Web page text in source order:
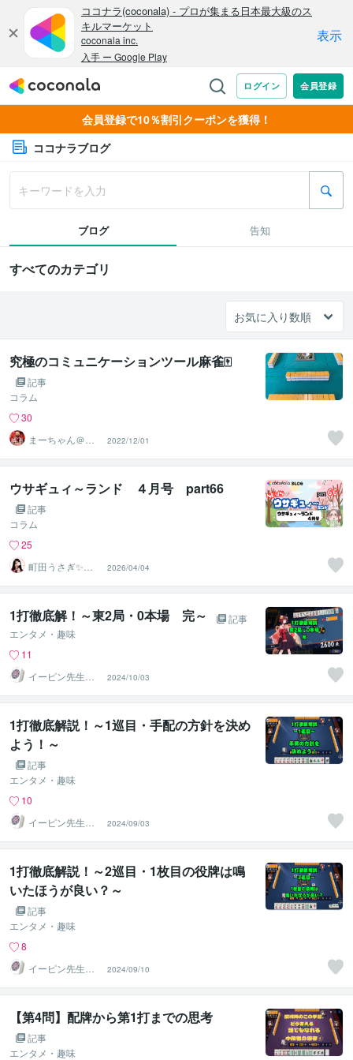
会員登録で10％割引クーポンを獲得！
ココナラブログ
ブログ 告知
すべてのカテゴリ
究極のコミュニケーションツール麻雀🀄
記事
コラム
30
まーちゃん＠霊
視13年2600人以
上鑑定
2022/12/01
ウサギュィ～ランド ４月号 part66
記事
コラム
25
町田うさぎ✨閃
光の幸せ届け人
♡怪談師⛩️
2026/04/04
1打徹底解！～東2局・0本場 完～
記事
エンタメ・趣味
11
イーピン先生＠
麻雀段位検定保
持者
2024/10/03
1打徹底解説！～1巡目・手配の方針を決め
よう！～
記事
エンタメ・趣味
10
イーピン先生＠
麻雀段位検定保
持者
2024/09/03
1打徹底解説！～2巡目・1枚目の役牌は鳴
いたほうが良い？～
記事
エンタメ・趣味
8
イーピン先生＠
麻雀段位検定保
持者
2024/09/10
【第4問】配牌から第1打までの思考
記事
エンタメ・趣味